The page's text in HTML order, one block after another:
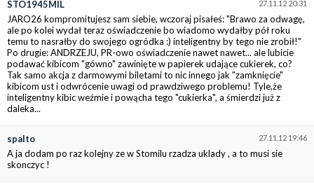
27.11.12 20:31
STO1945MIL
JARO26 kompromitujesz sam siebie, wczoraj pisałeś: "Brawo za odwagę,
ale po kolei wydał teraz oświadczenie bo wiadomo wydałby pół roku
temu to nasrałby do swojego ogródka :) inteligentny by tego nie zrobił!"
Po drugie: ANDRZEJU, PR-owo oświadczenie nawet nawet... ale lubicie
podawać kibicom "gówno" zawinięte w papierek udające cukierek, co?
Tak samo akcja z darmowymi biletami to nic innego jak "zamknięcie"
kibicom ust i odwrócenie uwagi od prawdziwego problemu! Tyle,że
inteligentny kibic weźmie i powącha tego "cukierka", a śmierdzi już z
daleka...
27.11.12 19:46
spalto
A ja dodam po raz kolejny ze w Stomilu rzadza uklady , a to musi sie
skonczyc !